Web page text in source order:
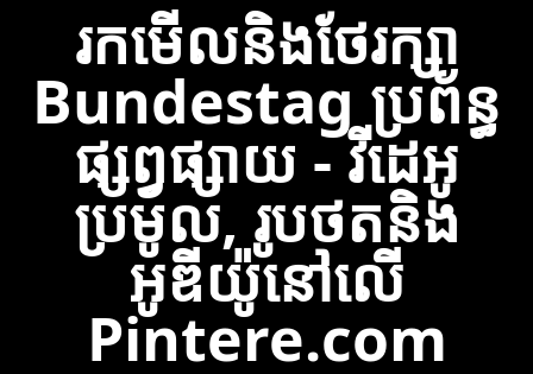
រកមើលនិងថែរក្សា
Bundestag ប្រព័ន្ធ
ផ្សព្វផ្សាយ - វីដេអូ
ប្រមូល, រូបថតនិង
អូឌីយ៉ូនៅលើ
Pintere.com